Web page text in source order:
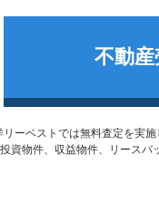
不動
ーベストでは無料査定を実施
資物件、収益物件、リース